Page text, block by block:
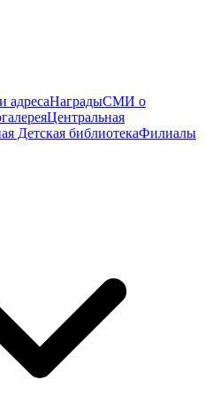
адресаНаградыСМИ о
Центральная
Детская библиотекаФилиалы